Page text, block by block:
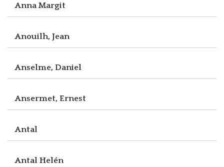
Anna Margit
Anouilh, Jean
Anselme, Daniel
Ansermet, Ernest
Antal
Antal Helén